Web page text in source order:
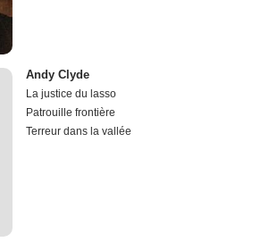
Andy Clyde
La justice du lasso
Patrouille frontière
Terreur dans la vallée